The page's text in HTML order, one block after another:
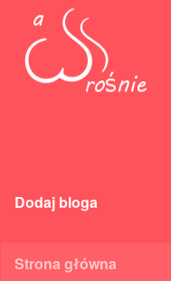
Dodaj bloga
Strona główna